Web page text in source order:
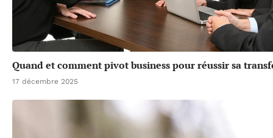
Quand et comment pivot business pour réussir sa
17 décembre 2025